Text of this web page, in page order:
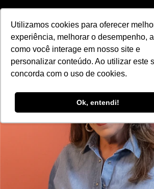
Utilizamos cookies para oferecer
experiência, melhorar o desempenho,
como você interage em nosso site e
personalizar conteúdo. Ao utilizar este
concorda com o uso de cookies.
Ok, entendi!